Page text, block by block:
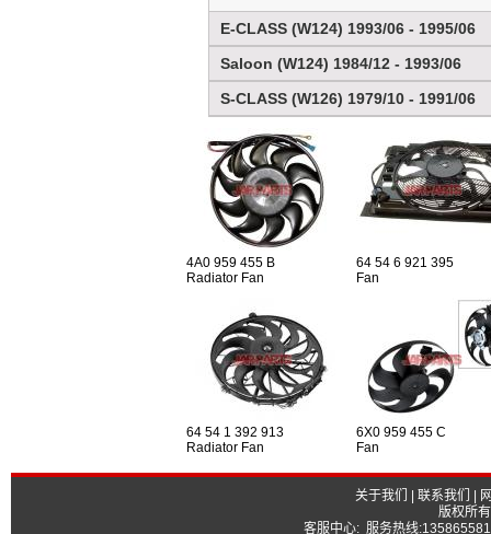
E-CLASS (W124) 1993/06 - 1995/06
Saloon (W124) 1984/12 - 1993/06
S-CLASS (W126) 1979/10 - 1991/06
4A0 959 455 B
Radiator Fan
64 54 6 921 395
Fan
64 54 1 392 913
Radiator Fan
6X0 959 455 C
Fan
关于我们 联系我们
版权所
客服中心: 服务热线